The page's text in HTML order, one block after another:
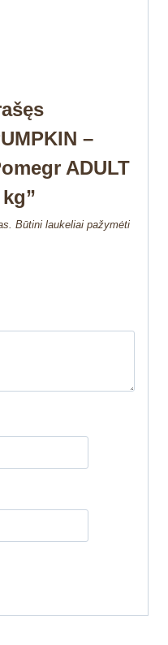
–
ADULT
Būtini laukeliai pažymėti